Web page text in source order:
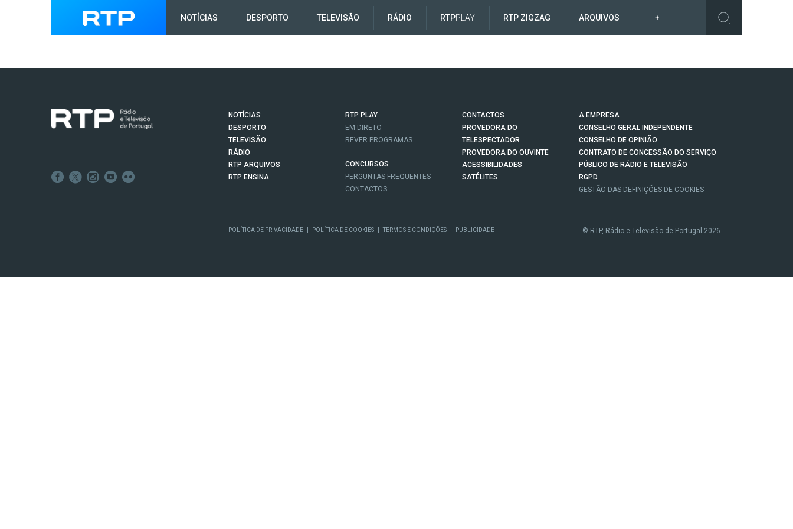
NOTÍCIAS DESPORTO TELEVISÃO RÁDIO RTPPLAY RTP ZIGZAG ARQUIVOS +
NOTÍCIAS
DESPORTO
TELEVISÃO
RÁDIO
RTP ARQUIVOS
RTP ENSINA
RTP PLAY
EM DIRETO
REVER PROGRAMAS
CONCURSOS
PERGUNTAS FREQUENTES
CONTACTOS
CONTACTOS
PROVEDORA DO
TELESPECTADOR
PROVEDORA DO OUVINTE
ACESSIBILIDADES
SATÉLITES
A EMPRESA
CONSELHO GERAL INDEPENDENTE
CONSELHO DE OPINIÃO
CONTRATO DE CONCESSÃO DO SERVIÇO
PÚBLICO DE RÁDIO E TELEVISÃO
RGPD
GESTÃO DAS DEFINIÇÕES DE COOKIES
POLÍTICA DE PRIVACIDADE POLÍTICA DE COOKIES TERMOS E CONDIÇÕES PUBLICIDADE © RTP, Rádio e Televisão de Portugal 2026